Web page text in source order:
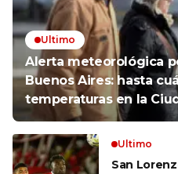
Ultimo
Alerta meteorológica
Buenos Aires: hasta
temperaturas en la
Ultimo
San